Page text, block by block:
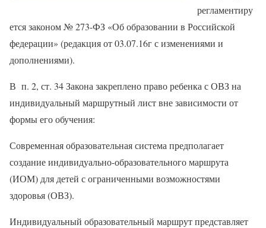
регламентиру
ется законом № 273-ФЗ «Об образовании в Российской
федерации» (редакция от 03.07.16г с изменениями и
дополнениями).
В п. 2, ст. 34 Закона закреплено право ребенка с ОВЗ на
индивидуальный маршрутный лист вне зависимости от
формы его обучения:
Современная образовательная система предполагает
создание индивидуально-образовательного маршрута
(ИОМ) для детей с ограниченными возможностями
здоровья (ОВЗ).
Индивидуальный образовательный маршрут представляет